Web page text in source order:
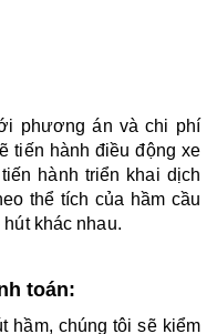
phương án và chi phí
tiến hành điều động xe
hành triển khai dịch
thể tích của hầm cầu
khác nhau.
toán:
hầm, chúng tôi sẽ kiểm